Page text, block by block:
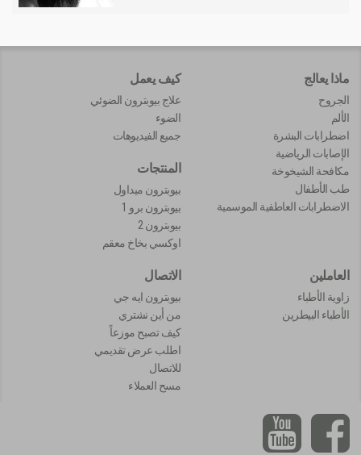
ماذا يعالج
الجروح
الألم
اضطرابات البشرة
الإصابات الرياضية
مكافحة الشيخوخة
طب الأطفال
الاضطرابات العاطفية الموسمية
كيف يعمل
علاج بيوبترون الضوئي
الضوء
جميع الفيديوهات
المنتجات
بيوبترون ميداول
بيوبترون برو 1
بيوبترون 2
اوكسي بخاخ معقم
العاملين
زاوية الأطباء
الأطباء البيطرين
الاتصال
بيوبترون ايه جي
من أين نشتري
كيف تصبح موزعاً
اطلب عرض تقديمي
للاتصال
مسح العملاء